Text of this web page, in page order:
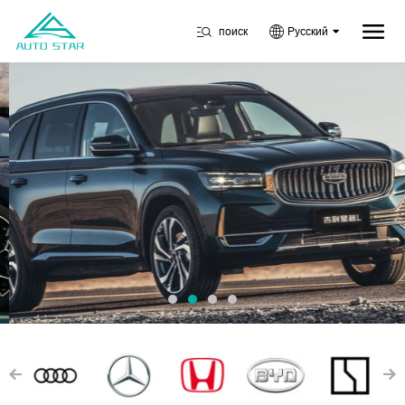
поиск Русский